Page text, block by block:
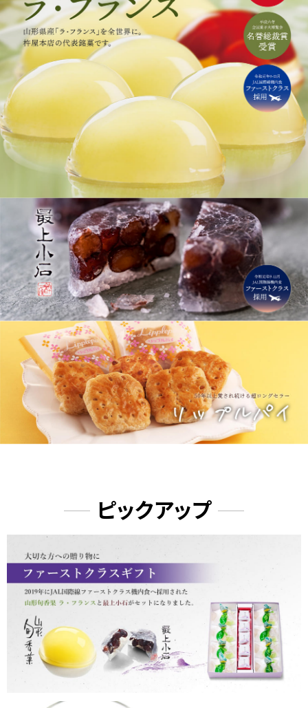
2026/01/30
【重要】大雪によるお荷物のお届
け遅延について
2026/01/16
【プレミアムバレンタイン】人気バ
レンタイン商品が今年も予約受け
付け開始！
2025/10/26
【10月催事のご案内】新宿京王百
貨店 “東北物産展” 10/30-11/4
2025/10/19
【10月催事のご案内】東武池袋百
貨店 “山形・宮城展” 10/23-10/28
2025/10/03
【10月催事のご案内】伊勢丹浦和
店 "あんこパーティー" 10/15-10/2
"東北展" 9/17-9/23
2025/09/10
【9月催事のご案内】群馬県 高崎
高島屋 "大東北展" 9/10-9/15
2025/08/11
【8月催事のご案内】日本橋三越菓
遊庵 8/27-9/2 大人気《生リップ
ルパイ》出店！
ピックアップ
雪まろ<冷凍>
プリン大福<冷凍>
限定品
杵屋本店×おかげさま文房具店
ぐい呑み純米大吟醸 SAKERISE
ぐい呑み大吟醸極 雪漫々
テリーヌザカカオ
桜東風（さくらごち）
デコレーションケーキ（店頭受取）
ストロベリーガーデン
オプション